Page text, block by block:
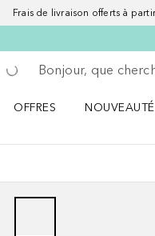
Frais de livraison offerts à
Retourner
Exécuter la recherche
OFFRES